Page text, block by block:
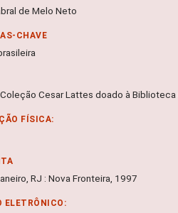
de Melo Neto
CHAVE
Cesar Lattes doado à
FÍSICA:
RJ : Nova Fronteira, 1997
ELETRÔNICO: